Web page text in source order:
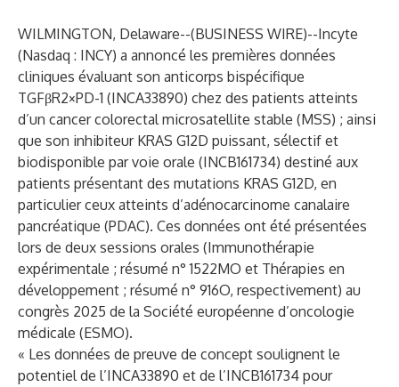
WILMINGTON, Delaware--(BUSINESS WIRE)--Incyte
(Nasdaq : INCY) a annoncé les premières données
cliniques évaluant son anticorps bispécifique
TGFβR2×PD-1 (INCA33890) chez des patients atteints
d’un cancer colorectal microsatellite stable (MSS) ; ainsi
que son inhibiteur KRAS G12D puissant, sélectif et
biodisponible par voie orale (INCB161734) destiné aux
patients présentant des mutations KRAS G12D, en
particulier ceux atteints d’adénocarcinome canalaire
pancréatique (PDAC). Ces données ont été présentées
lors de deux sessions orales (Immunothérapie
expérimentale ; résumé n° 1522MO et Thérapies en
développement ; résumé n° 916O, respectivement) au
congrès 2025 de la Société européenne d’oncologie
médicale (ESMO).
« Les données de preuve de concept soulignent le
potentiel de l’INCA33890 et de l’INCB161734 pour